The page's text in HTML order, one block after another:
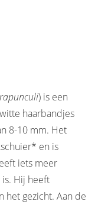
) is een
haarbandjes
8-10 mm. Het
en is
iets meer
Hij heeft
het gezicht. Aan de